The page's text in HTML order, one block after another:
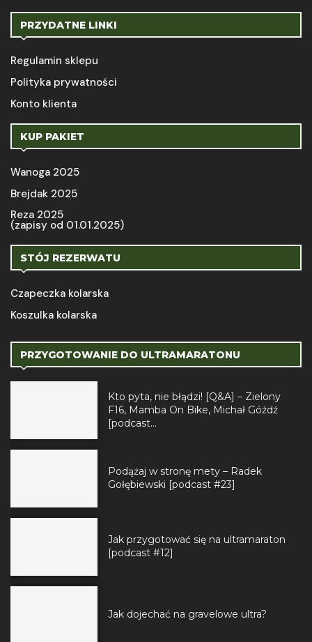
PRZYDATNE LINKI
Regulamin sklepu
Polityka prywatności
Konto klienta
KUP PAKIET
Wanoga 2025
Brejdak 2025
Reza 2025
(zapisy od 01.01.2025)
STÓJ REZERWATU
Czapeczka kolarska
Koszulka kolarska
PRZYGOTOWANIE DO ULTRAMARATONU
Kto pyta, nie błądzi! [Q&A] – Zielony
F16, Mamba On Bike, Michał Góźdź
[podcast...
Podążaj w stronę mety – Radek
Gołębiewski [podcast #23]
Jak przygotować się na ultramaraton
[podcast #12]
Jak dojechać na gravelowe ultra?